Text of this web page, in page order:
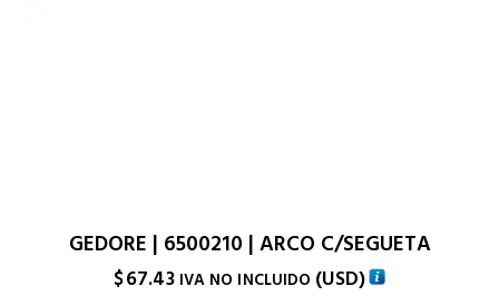
GEDORE | 6500210 | ARCO C/SEGUETA
$67.43 IVA NO INCLUIDO (USD)